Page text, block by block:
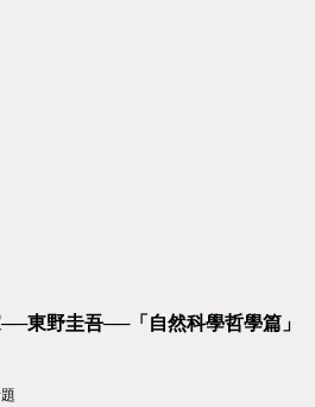
東野圭吾──「自然科學哲學篇」